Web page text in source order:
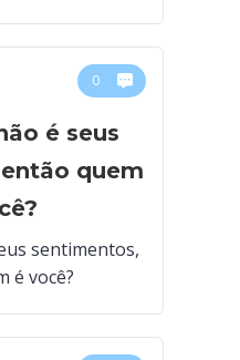
0
é seus
quem
sentimentos,
é você?